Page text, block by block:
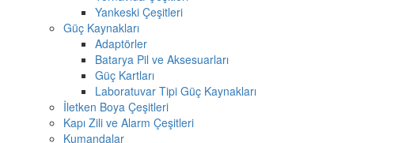
Yankeski Çeşitleri
Güç Kaynakları
Adaptörler
Batarya Pil ve Aksesuarları
Güç Kartları
Laboratuvar Tipi Güç Kaynakları
İletken Boya Çeşitleri
Kapı Zili ve Alarm Çeşitleri
Kumandalar